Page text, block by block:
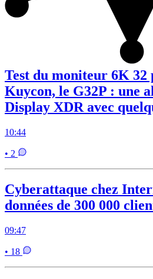
Test du moniteur 6K 32
Kuycon, le G32P : une
Display XDR avec
10:44
• 2
Cyberattaque chez
données de 300 000
09:47
• 18